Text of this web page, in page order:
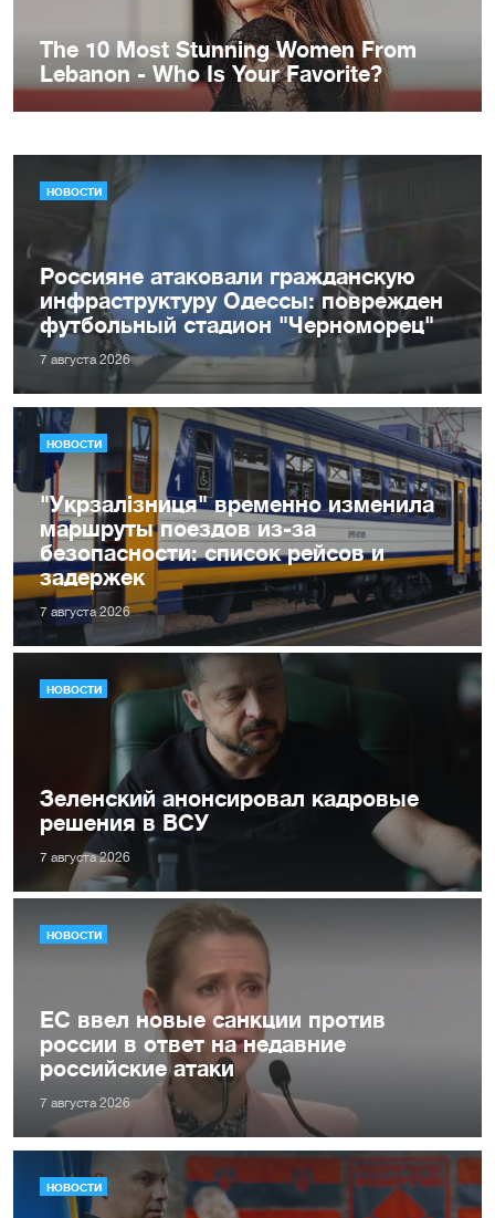
НОВОСТИ
Россияне атаковали гражданскую
инфраструктуру Одессы: поврежден
футбольный стадион "Черноморец"
7 августа 2026
НОВОСТИ
"Укрзалізниця" временно изменила
маршруты поездов из-за
безопасности: список рейсов и
задержек
7 августа 2026
НОВОСТИ
Зеленский анонсировал кадровые
решения в ВСУ
7 августа 2026
НОВОСТИ
ЕС ввел новые санкции против
россии в ответ на недавние
российские атаки
7 августа 2026
НОВОСТИ